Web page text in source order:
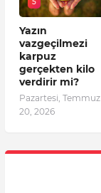
Yazın
vazgeçilmezi
karpuz
gerçekten kilo
verdirir mi?
Pazartesi, Temmuz
20, 2026